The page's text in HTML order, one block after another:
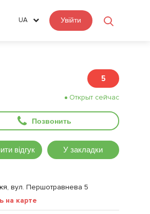
UA Увійти
5
Открыт сейчас
Позвонить
відгук У закладки
вул. Першотравнева 5
на карте